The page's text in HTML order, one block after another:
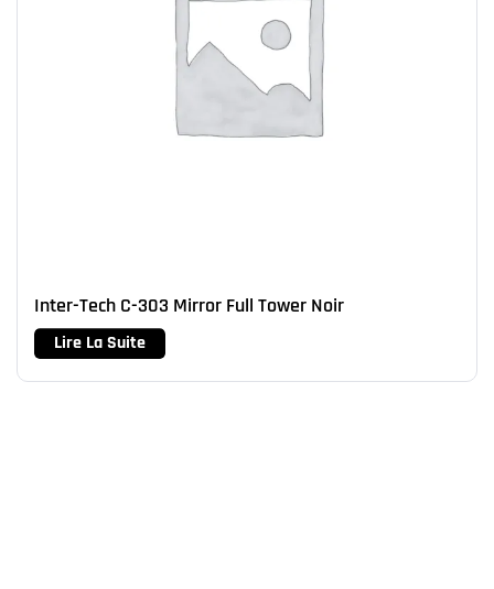
Inter-Tech C-303 Mirror Full Tower Noir
Lire La Suite